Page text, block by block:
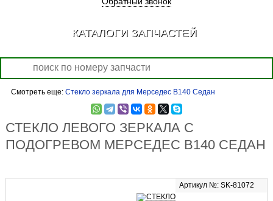
Смотреть еще: Стекло зеркала для Мерседес В140 Седан
СТЕКЛО ЛЕВОГО ЗЕРКАЛА С
ПОДОГРЕВОМ МЕРСЕДЕС В140 СЕДАН
Артикул №: SK-81072
КАТАЛОГИ ЗАПЧАСТЕЙ